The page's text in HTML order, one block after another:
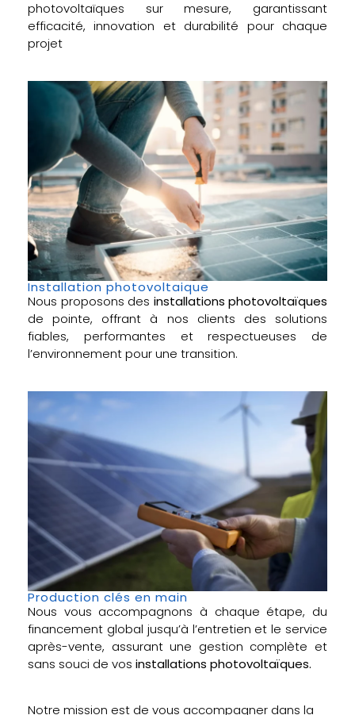
photovoltaïques sur mesure, garantissant
efficacité, innovation et durabilité pour chaque
projet
Installation photovoltaique
Nous proposons des installations photovoltaïques
de pointe, offrant à nos clients des solutions
fiables, performantes et respectueuses de
l’environnement pour une transition.
Production clés en main
Nous vous accompagnons à chaque étape, du
financement global jusqu’à l’entretien et le service
après-vente, assurant une gestion complète et
sans souci de vos installations photovoltaïques.
Notre mission est de vous accompagner dans la